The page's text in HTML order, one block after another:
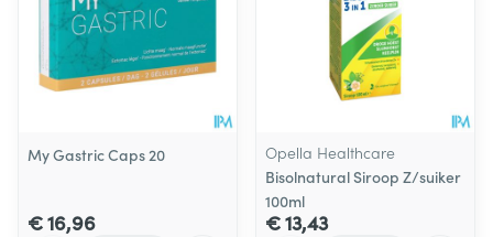
My Gastric Caps 20
€ 16,96
Opella Healthcare
Bisolnatural Siroop Z/suiker
100ml
€ 13,43